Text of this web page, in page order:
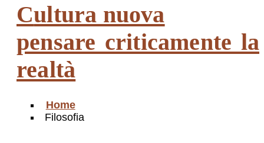
Cultura nuova
pensare criticamente la
realtà
Home
Filosofia